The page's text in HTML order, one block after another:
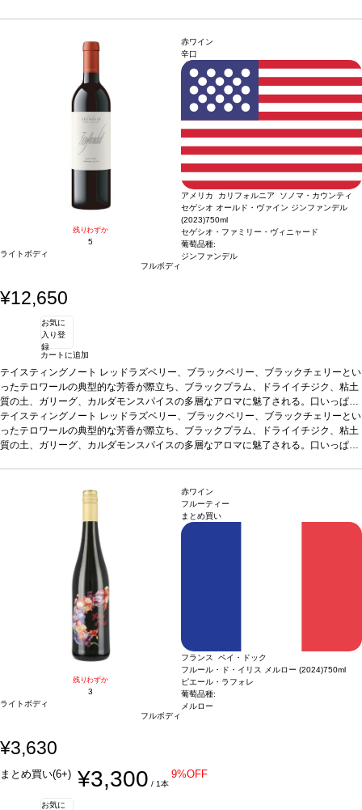
ソーヴィニヨン・ブラン 認証サステナブル：certified sustainable Aust
*本ヴィンテージが在庫切れの場合、在庫があり価格が同様の場合は自動的に次
のヴィンテージに変更されます、ご了承ください。
残りわずか
5
ライトボディ
フルボディ
赤ワイン
辛口
アメリカ カリフォルニア ソノマ・カウンティ
セゲシオ オールド・ヴァイン ジンファンデル
(2023)750ml
セゲシオ・ファミリー・ヴィニャード
葡萄品種:
ジンファンデル
¥12,650
お気に
入り登
録
カートに追加
テイスティングノート レッドラズベリー、ブラックベリー、ブラックチェリーとい
ったテロワールの典型的な芳香が際立ち、ブラックプラム、ドライイチジク、粘土
質の土、ガリーグ、カルダモンスパイスの多層なアロマに魅了される。口いっぱい
に広がる甘美な口当たりは、チェリーボンボンを想起させる、ジューシーでしなや
かなミッドパレットへと続く。垂涎の酸味を感じ、ほのかなベーキングスパイスが
口中を満たす。濃厚でビロードのように滑らかなフィニッシュは、しっかりとした
葡萄品種 ジンファンデル、その他
テージが在庫切れの場合、在庫があり価格が同様の場合は自動的に次のヴィンテー
テイスティングノート レッドラズベリー、ブラックベリー、ブラックチェリーとい
ったテロワールの典型的な芳香が際立ち、ブラックプラム、ドライイチジク、粘土
質の土、ガリーグ、カルダモンスパイスの多層なアロマに魅了される。口いっぱい
口中を満たす。濃厚でビロードのように滑らかなフィニッシュは、しっかりとした
タンニンがバランスとストラクチャーを与えている。長期熟成のポテンシャルは高
牛肉ロールのトマト煮、キノコの煮込み、ポークテンダーロイ
葡萄品種 ジンファンデル、その他
テージが在庫切れの場合、在庫があり価格が同様の場合は自動的に次のヴィンテー
ジに変更されますのでご了承ください。
残りわずか
3
ライトボディ
フルボディ
赤ワイン
フルーティー
まとめ買い
フランス ペイ・ドック
フルール・ド・イリス メルロー (2024)750ml
ピエール・ラフォレ
葡萄品種:
メルロー
¥3,630
まとめ買い(6+) ¥3,300 / 1本
9%OFF
お気に